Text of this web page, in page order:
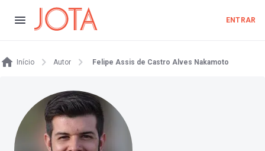
ENTRAR
Início Autor Felipe Assis de Castro Alves Nakamoto